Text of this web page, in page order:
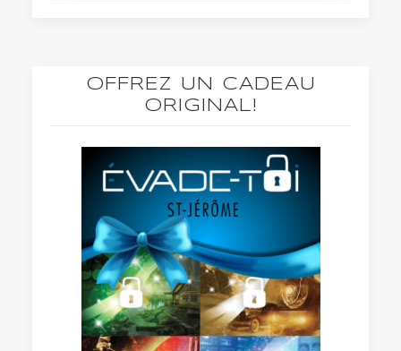
OFFREZ UN CADEAU
ORIGINAL!